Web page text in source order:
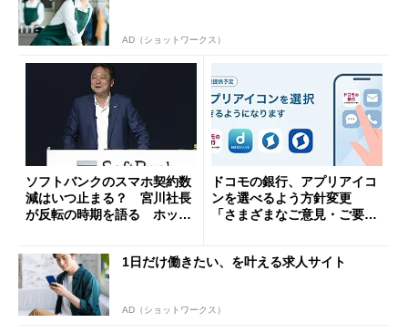
AD（ショットワークス）
ソフトバンクのスマホ契約数
減はいつ止まる？ 宮川社長
が反転の時期を語る ホッピ
ドコモの銀行、アプリアイコ
ンを選べるよう方針変更
「さまざまなご意見・ご要望
1日だけ働きたい、を叶える求人サイト
AD（ショットワークス）